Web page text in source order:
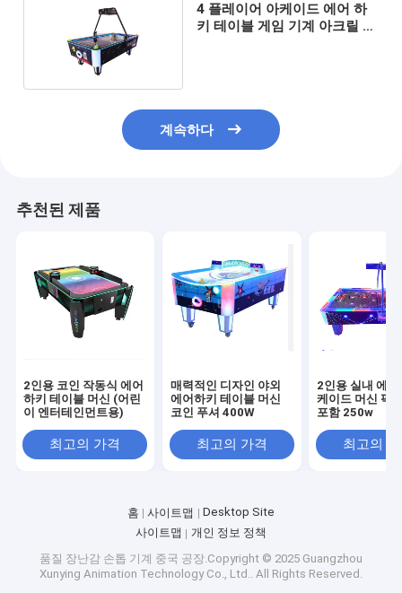
4 플레이어 아케이드 에어 하
키 테이블 게임 기계 아크릴 표
계속하다
추천된 제품
2인용 코인 작동식 에어
하키 테이블 머신 (어린
이 엔터테인먼트용)
최고의 가격
매력적인 디자인 야외
에어하키 테이블 머신
코인 푸셔 400W
최고의 가격
2인용 실내 에
케이드 머신 퍽,
포함 250w
최고의
홈 사이트맵
Desktop Site
사이트맵
개인 정보 정책
품질 장난감 손톱 기계 중국 공장.Copyright © 2025 Guangzhou
Xunying Animation Technology Co., Ltd.. All Rights Reserved.